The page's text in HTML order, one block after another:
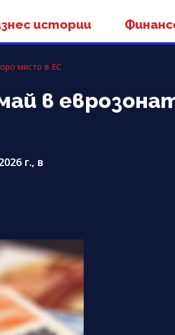
истории
място в ЕС
в
г., в